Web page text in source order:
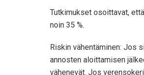
Tutkimukset osoittavat,
noin 35 %.
Riskin vähentäminen: Jos
annosten aloittamisen
vähenevät. Jos